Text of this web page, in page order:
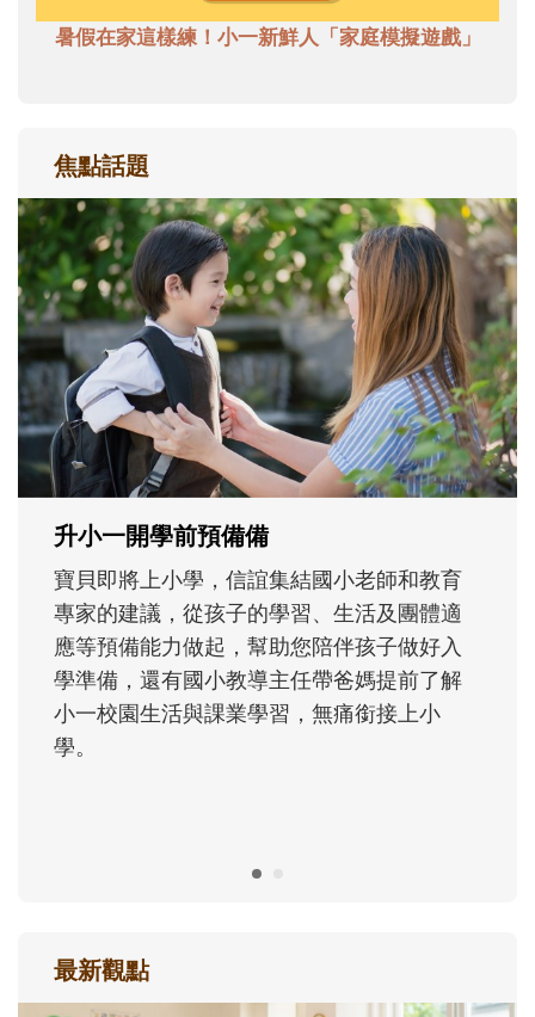
暑假在家這樣練！小一新鮮人「家庭模擬遊戲」
焦點話題
和孩子一起長大的那個男人│讀懂父親的
不同模樣
沒有人天生就擅長當爸爸！男人總是在一次
次「前所未有」的體驗中，跟著孩子一起長
大。從給予安全感的肢體遊戲，到獨立自
主、角色認同及解決問題的能力養成。爸爸
正嘗試用不同的模樣，參與孩子每個重要的
最新觀點